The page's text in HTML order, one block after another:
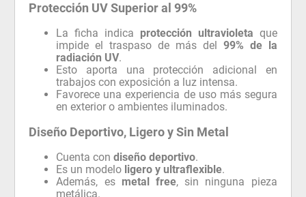
Protección UV Superior al 99%
La ficha indica protección ultravioleta que
impide el traspaso de más del 99% de la
radiación UV.
Esto aporta una protección adicional en
trabajos con exposición a luz intensa.
Favorece una experiencia de uso más segura
en exterior o ambientes iluminados.
Diseño Deportivo, Ligero y Sin Metal
Cuenta condiseño deportivo.
Es un modelo ligero y ultraflexible.
Además, es metal free, sin ninguna pieza
metálica.